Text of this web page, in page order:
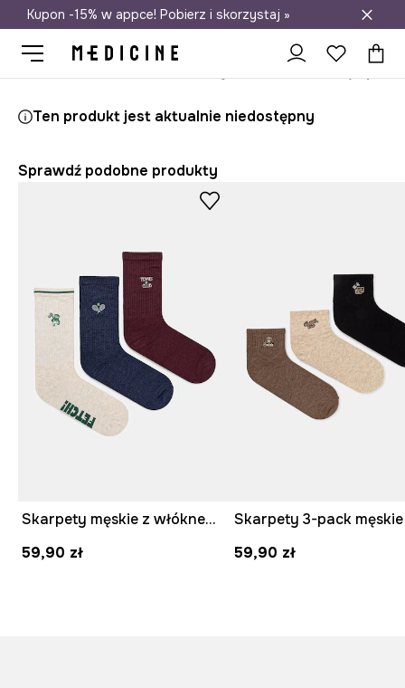
Darmowa dostawa do salonów
Kupon -15% w appce! Pobierz i skorzystaj »
Ten produkt jest aktualnie niedostępny
Sprawdź podobne produkty
Skarpety męskie z włóknem bambusowym melanżowe 3-pack
59,90 zł
59,90 zł